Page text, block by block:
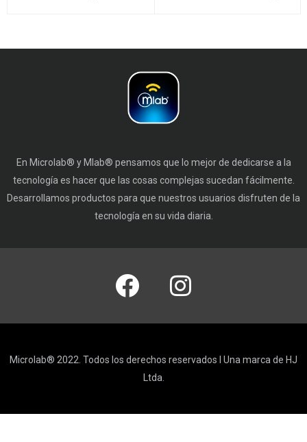
En Microlab® y Mlab® pensamos que lo mejor de dedicarse a la
tecnología es hacer que las cosas complejas sucedan fácilmente.
Desarrollamos productos para que nuestros usuarios disfruten de la
tecnología en su vida diaria.
Microlab® 2022. Todos los derechos reservados I Una marca de HJ
Ltda.